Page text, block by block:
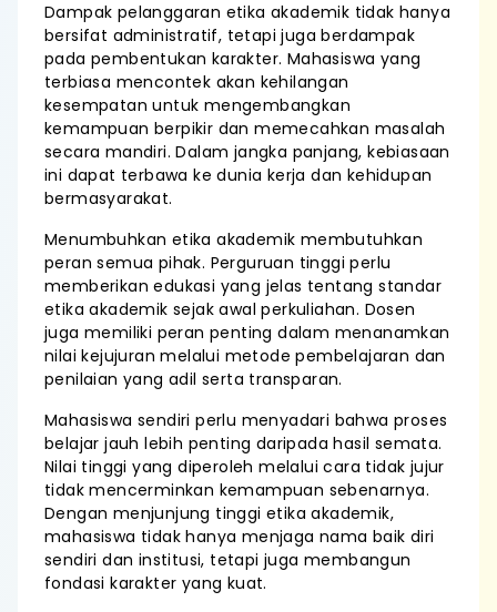
Dampak pelanggaran etika akademik tidak hanya
bersifat administratif, tetapi juga berdampak
pada pembentukan karakter. Mahasiswa yang
terbiasa mencontek akan kehilangan
kesempatan untuk mengembangkan
kemampuan berpikir dan memecahkan masalah
secara mandiri. Dalam jangka panjang, kebiasaan
ini dapat terbawa ke dunia kerja dan kehidupan
bermasyarakat.
Menumbuhkan etika akademik membutuhkan
peran semua pihak. Perguruan tinggi perlu
memberikan edukasi yang jelas tentang standar
etika akademik sejak awal perkuliahan. Dosen
juga memiliki peran penting dalam menanamkan
nilai kejujuran melalui metode pembelajaran dan
penilaian yang adil serta transparan.
Mahasiswa sendiri perlu menyadari bahwa proses
belajar jauh lebih penting daripada hasil semata.
Nilai tinggi yang diperoleh melalui cara tidak jujur
tidak mencerminkan kemampuan sebenarnya.
Dengan menjunjung tinggi etika akademik,
mahasiswa tidak hanya menjaga nama baik diri
sendiri dan institusi, tetapi juga membangun
fondasi karakter yang kuat.